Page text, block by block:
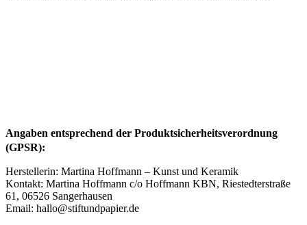
Angaben entsprechend der Produktsicherheitsverordnung
(GPSR):
Herstellerin: Martina Hoffmann – Kunst und Keramik
Kontakt: Martina Hoffmann c/o Hoffmann KBN, Riestedterstraße
61, 06526 Sangerhausen
Email: hallo@stiftundpapier.de